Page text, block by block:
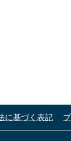
に基づく表記